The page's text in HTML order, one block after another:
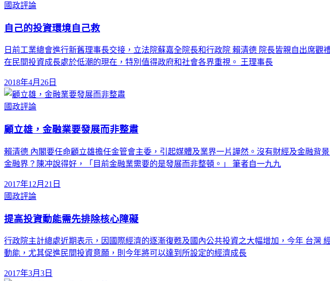
國政評論
自己的投資環境自己救
日前工業總會進行新舊理事長交接，立法院蘇嘉全院長和行政院 賴清德 院長皆親自出席
在民間投資成長處於低潮的現在，特別值得政府和社會各界重視。 王理事長
2018年4月26日
國政評論
顧立雄，金融業要發展而非整肅
賴清德 內閣要任命顧立雄擔任金管會主委，引起媒體及業界一片譁然。沒有財經及金融
金融界？陳冲說得好，「目前金融業需要的是發展而非整頓。」 筆者自一九九
2017年12月21日
國政評論
提高投資動能需先排除核心障礙
行政院主計總處近期表示，因國際經濟的逐漸復甦及國內公共投資之大幅增加，今年 台灣
動能，尤其促進民間投資意願，則今年將可以達到所設定的經濟成長
2017年3月3日